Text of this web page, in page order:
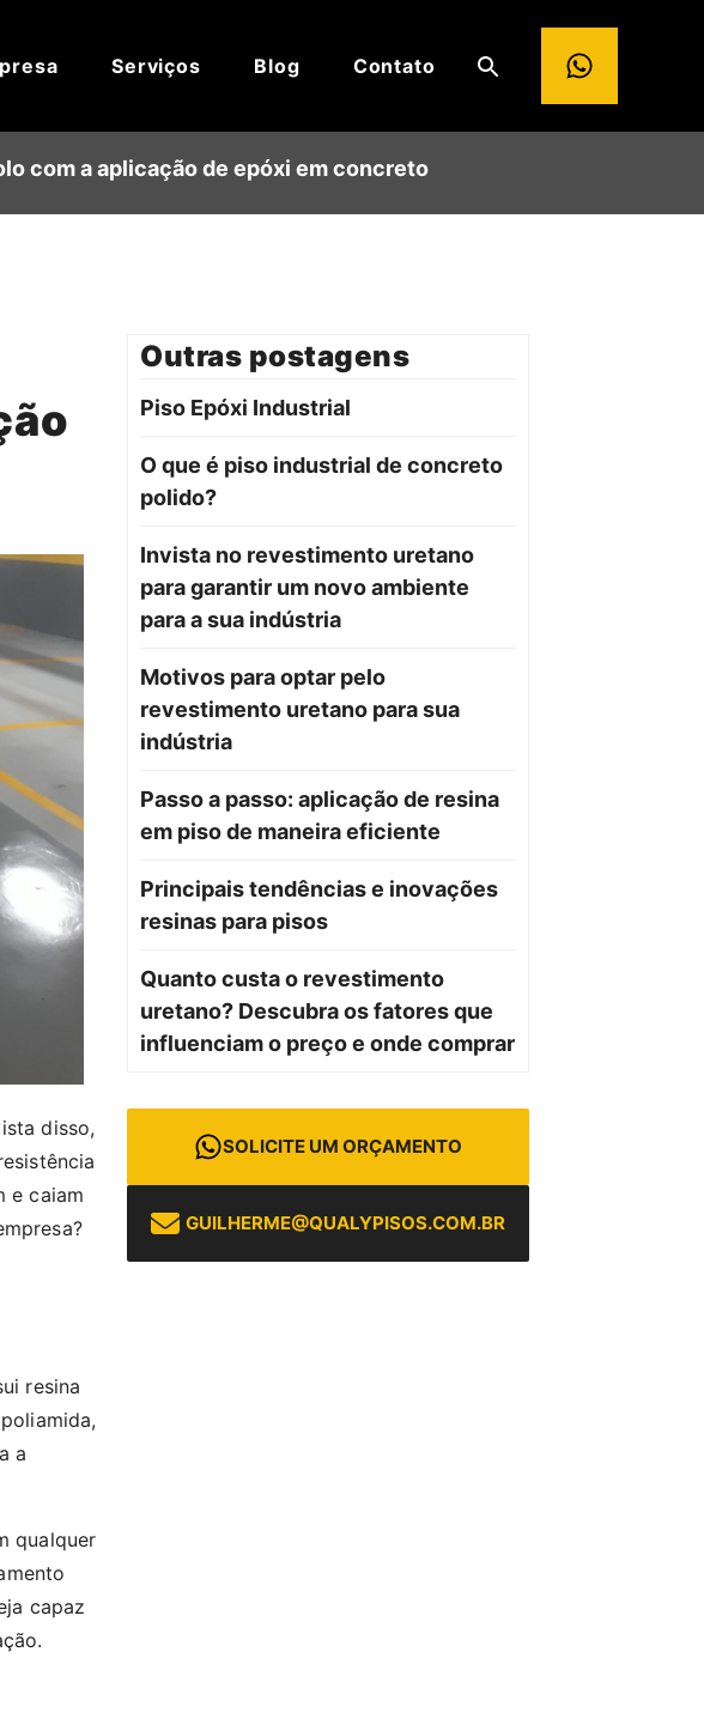
Serviços Blog Contato
com a aplicação de epóxi em concreto
disso,
e caiam
resina
a
qualquer
capaz
Outras postagens
Piso Epóxi Industrial
O que é piso industrial de concreto
polido?
Invista no revestimento uretano
para garantir um novo ambiente
para a sua indústria
Motivos para optar pelo
revestimento uretano para sua
indústria
Passo a passo: aplicação de resina
em piso de maneira eficiente
Principais tendências e inovações
resinas para pisos
Quanto custa o revestimento
uretano? Descubra os fatores que
influenciam o preço e onde comprar
SOLICITE UM ORÇAMENTO
GUILHERME@QUALYPISOS.COM.BR